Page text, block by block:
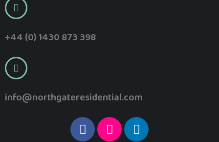
+44 (0) 1430 873 398
info@northgateresidential.com